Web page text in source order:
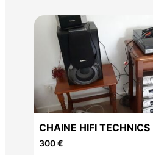
CHAINE HIFI TECHNICS
SONY
300 €